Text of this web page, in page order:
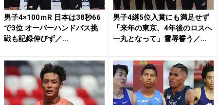
男子4×100ｍR 日本は38秒66
で3位 オーバーハンドパス挑
戦も記録伸びず／...
男子4継5位入賞にも満足せず
「来年の東京、4年後のロスへ
一丸となって」雪辱誓う／...